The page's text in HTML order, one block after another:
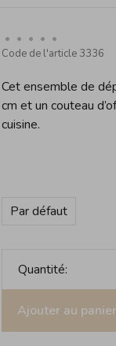
• • • • •
Code de l'article3336
Cet ensemble de
cm et un couteau
cuisine.
Par défaut
Quantité:
Ajouter au panier